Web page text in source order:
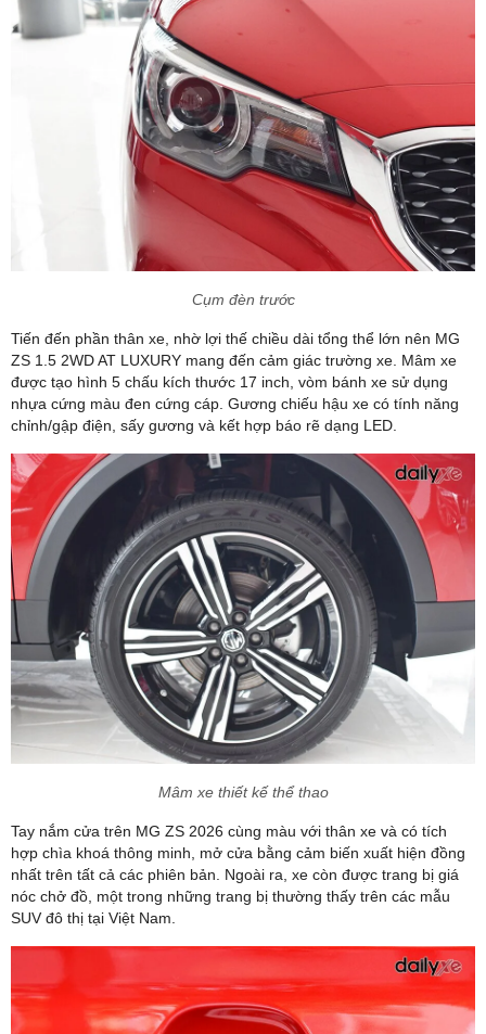
Cụm đèn trước
Tiến đến phần thân xe, nhờ lợi thế chiều dài tổng thể lớn nên MG
ZS 1.5 2WD AT LUXURY mang đến cảm giác trường xe. Mâm xe
được tạo hình 5 chấu kích thước 17 inch, vòm bánh xe sử dụng
nhựa cứng màu đen cứng cáp. Gương chiếu hậu xe có tính năng
chỉnh/gập điện, sấy gương và kết hợp báo rẽ dạng LED.
Mâm xe thiết kế thể thao
Tay nắm cửa trên MG ZS 2026 cùng màu với thân xe và có tích
hợp chìa khoá thông minh, mở cửa bằng cảm biến xuất hiện đồng
nhất trên tất cả các phiên bản. Ngoài ra, xe còn được trang bị giá
nóc chở đồ, một trong những trang bị thường thấy trên các mẫu
SUV đô thị tại Việt Nam.